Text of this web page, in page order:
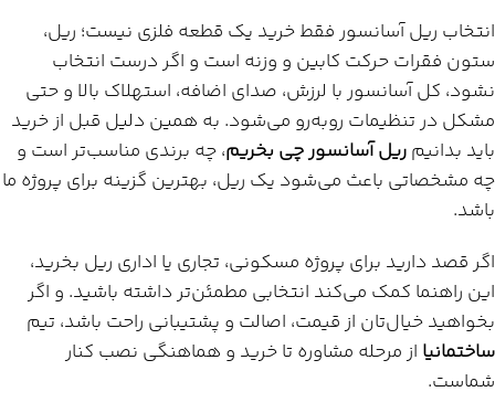
انتخاب ریل آسانسور فقط خرید یک قطعه فلزی نیست؛ ریل،
ستون فقرات حرکت کابین و وزنه است و اگر درست انتخاب
نشود، کل آسانسور با لرزش، صدای اضافه، استهلاک بالا و حتی
مشکل در تنظیمات روبه‌رو می‌شود. به همین دلیل قبل از خرید
باید بدانیمریل آسانسور چی بخریم، چه برندی مناسب‌تر است و
چه مشخصاتی باعث می‌شود یک ریل، بهترین گزینه برای پروژه ما
باشد.
اگر قصد دارید برای پروژه مسکونی، تجاری یا اداری ریل بخرید،
این راهنما کمک می‌کند انتخابی مطمئن‌تر داشته باشید. و اگر
بخواهید خیال‌تان از قیمت، اصالت و پشتیبانی راحت باشد، تیم
ساختمانیا از مرحله مشاوره تا خرید و هماهنگی نصب کنار
شماست.